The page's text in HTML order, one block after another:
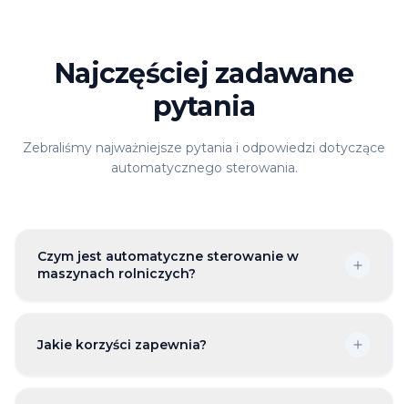
Najczęściej zadawane
pytania
Zebraliśmy najważniejsze pytania i odpowiedzi dotyczące
automatycznego sterowania.
Czym jest automatyczne sterowanie w
maszynach rolniczych?
Jakie korzyści zapewnia?